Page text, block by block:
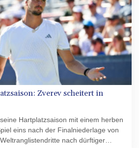
Zverev scheitert in
Hartplatzsaison mit einem herben
eins nach der Finalniederlage von
nach dürftiger